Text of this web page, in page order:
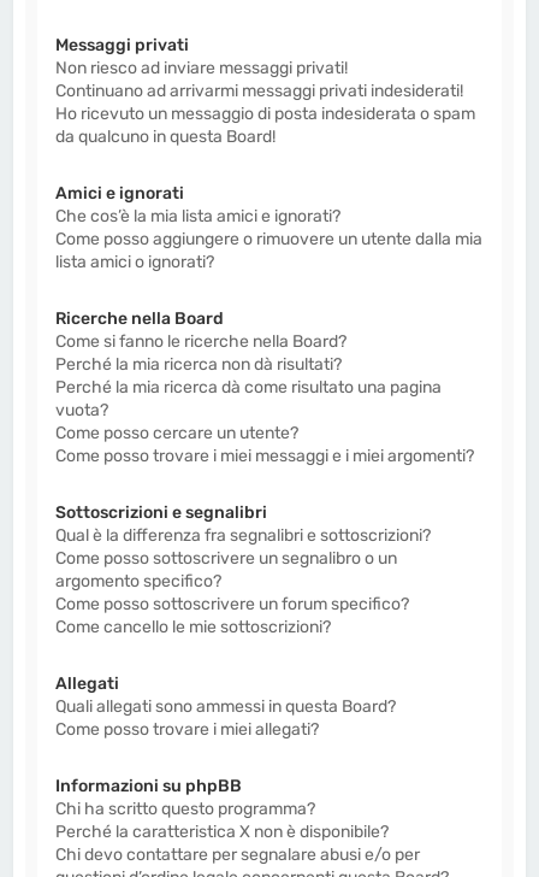
Messaggi privati
Non riesco ad inviare messaggi privati!
Continuano ad arrivarmi messaggi privati indesiderati!
Ho ricevuto un messaggio di posta indesiderata o spam
da qualcuno in questa Board!
Amici e ignorati
Che cos’è la mia lista amici e ignorati?
Come posso aggiungere o rimuovere un utente dalla mia
lista amici o ignorati?
Ricerche nella Board
Come si fanno le ricerche nella Board?
Perché la mia ricerca non dà risultati?
Perché la mia ricerca dà come risultato una pagina
vuota?
Come posso cercare un utente?
Come posso trovare i miei messaggi e i miei argomenti?
Sottoscrizioni e segnalibri
Qual è la differenza fra segnalibri e sottoscrizioni?
Come posso sottoscrivere un segnalibro o un
argomento specifico?
Come posso sottoscrivere un forum specifico?
Come cancello le mie sottoscrizioni?
Allegati
Quali allegati sono ammessi in questa Board?
Come posso trovare i miei allegati?
Informazioni su phpBB
Chi ha scritto questo programma?
Perché la caratteristica X non è disponibile?
Chi devo contattare per segnalare abusi e/o per